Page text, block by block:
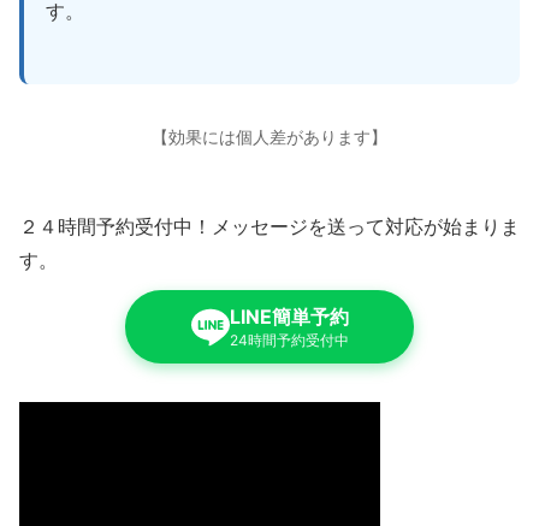
す。
【効果には個人差があります】
２４時間予約受付中！メッセージを送って対応が始まりま
す。
LINE簡単予約
24時間予約受付中